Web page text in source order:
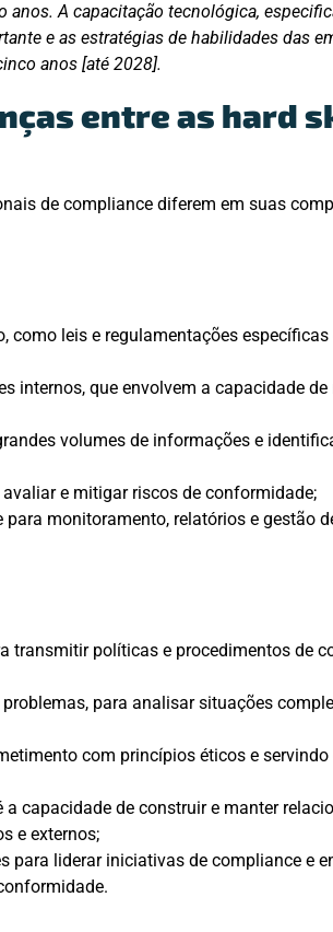
A capacitação tecnológica,
e as estratégias de habilidades das
anos [até 2028].
entre as hard
de compliance diferem em suas
como leis e regulamentações específicas
internos, que envolvem a capacidade de
volumes de informações e
e mitigar riscos de conformidade;
monitoramento, relatórios e gestão
transmitir políticas e procedimentos de
para analisar situações
com princípios éticos e
capacidade de construir e manter
e externos;
para liderar iniciativas de compliance e